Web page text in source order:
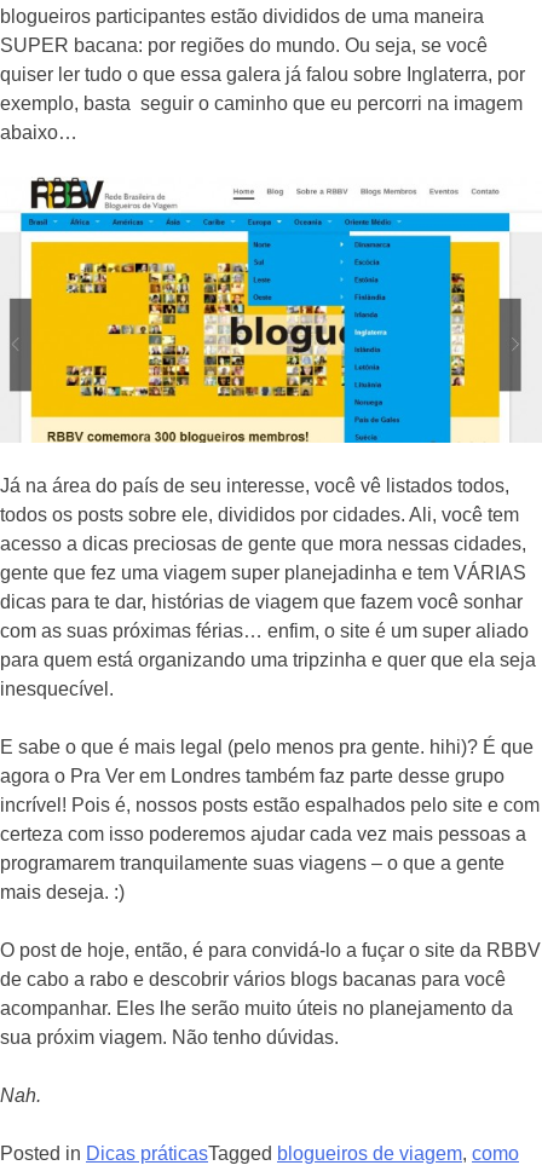
blogueiros participantes estão divididos de uma maneira
SUPER bacana: por regiões do mundo. Ou seja, se você
quiser ler tudo o que essa galera já falou sobre Inglaterra, por
exemplo, basta seguir o caminho que eu percorri na imagem
abaixo…
Já na área do país de seu interesse, você vê listados todos,
todos os posts sobre ele, divididos por cidades. Ali, você tem
acesso a dicas preciosas de gente que mora nessas cidades,
gente que fez uma viagem super planejadinha e tem VÁRIAS
dicas para te dar, histórias de viagem que fazem você sonhar
com as suas próximas férias… enfim, o site é um super aliado
para quem está organizando uma tripzinha e quer que ela seja
inesquecível.
E sabe o que é mais legal (pelo menos pra gente. hihi)? É que
agora o Pra Ver em Londres também faz parte desse grupo
incrível! Pois é, nossos posts estão espalhados pelo site e com
certeza com isso poderemos ajudar cada vez mais pessoas a
programarem tranquilamente suas viagens – o que a gente
mais deseja. :)
O post de hoje, então, é para convidá-lo a fuçar o site da RBBV
de cabo a rabo e descobrir vários blogs bacanas para você
acompanhar. Eles lhe serão muito úteis no planejamento da
sua próxim viagem. Não tenho dúvidas.
Nah.
Posted in Dicas práticasTagged blogueiros de viagem, como